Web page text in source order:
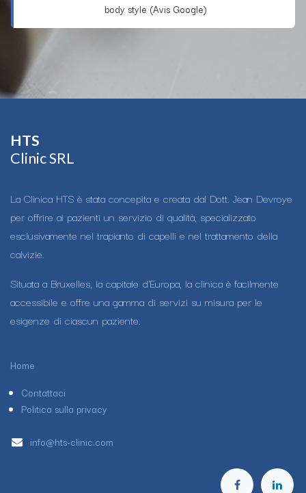
body style (Avis Google)
HTS​
Clinic SRL
La Clinica HTS è stata concepita e creata dal Dott. Jean Devroye
per offrire ai pazienti un servizio di qualità, specializzato
esclusivamente nel trapianto di capelli e nel trattamento della
calvizie.
Situata a Bruxelles, la capitale d'Europa, la clinica è facilmente
accessibile e offre una gamma di servizi su misura per le
esigenze di ciascun paziente.
Home
Contattaci
Politica sulla privacy
info@hts-clinic.com